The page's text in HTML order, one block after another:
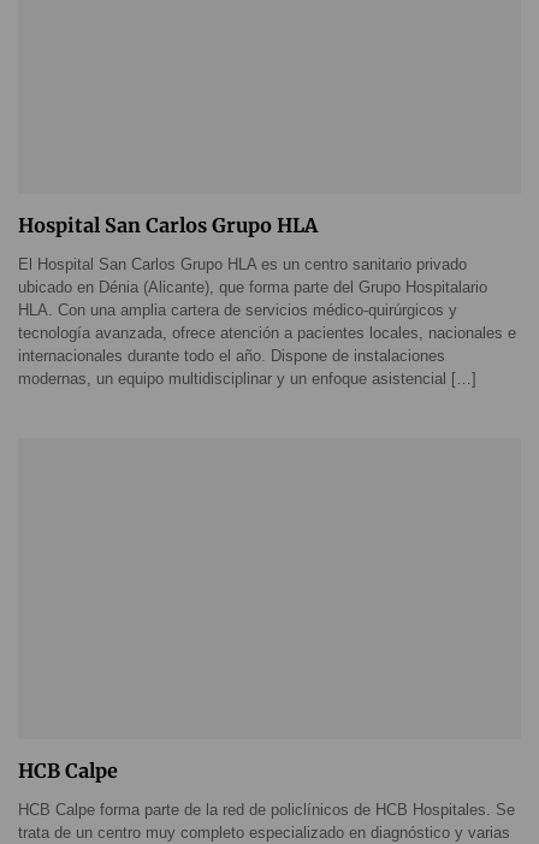
Hospital San Carlos Grupo HLA
El Hospital San Carlos Grupo HLA es un centro sanitario privado
ubicado en Dénia (Alicante), que forma parte del Grupo Hospitalario
HLA. Con una amplia cartera de servicios médico-quirúrgicos y
tecnología avanzada, ofrece atención a pacientes locales, nacionales e
internacionales durante todo el año. Dispone de instalaciones
modernas, un equipo multidisciplinar y un enfoque asistencial […]
HCB Calpe
HCB Calpe forma parte de la red de policlínicos de HCB Hospitales. Se
trata de un centro muy completo especializado en diagnóstico y varias